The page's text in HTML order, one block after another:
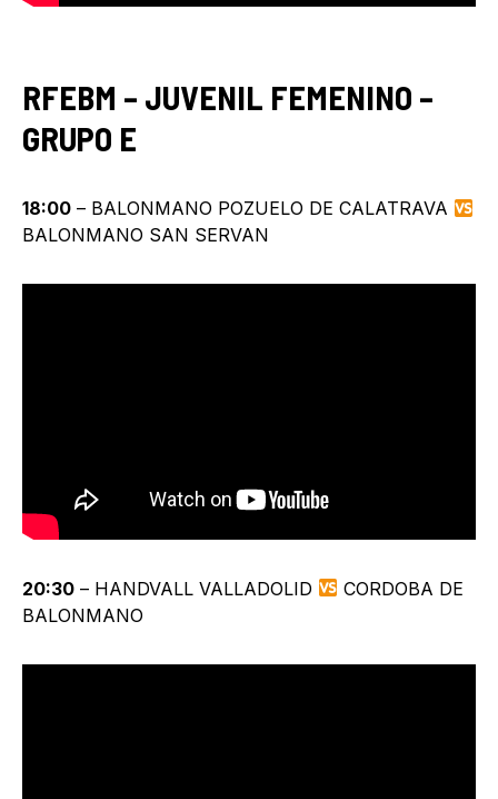
RFEBM – JUVENIL FEMENINO –
GRUPO E
18:00 – BALONMANO POZUELO DE CALATRAVA
BALONMANO SAN SERVAN
20:30 – HANDVALL VALLADOLID
CORDOBA DE
BALONMANO